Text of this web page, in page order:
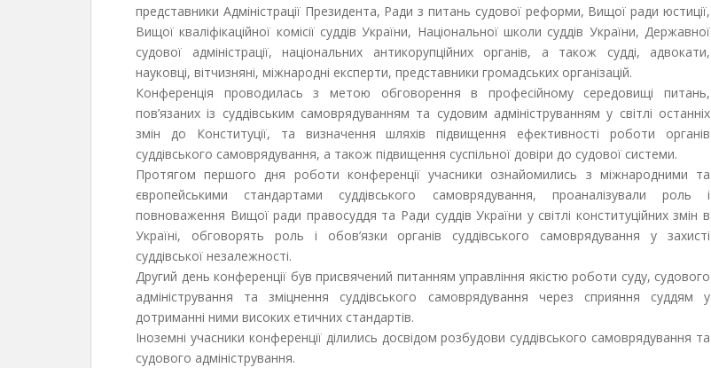
представники Адміністрації Президента, Ради з питань судової реформи, Вищої ради юстиції,
Вищої кваліфікаційної комісії суддів України, Національної школи суддів України, Державної
судової адміністрації, національних антикорупційних органів, а також судді, адвокати,
науковці, вітчизняні, міжнародні експерти, представники громадських організацій.
Конференція проводилась з метою обговорення в професійному середовищі питань,
пов’язаних із суддівським самоврядуванням та судовим адмініструванням у світлі останніх
змін до Конституції, та визначення шляхів підвищення ефективності роботи органів
суддівського самоврядування, а також підвищення суспільної довіри до судової системи.
Протягом першого дня роботи конференції учасники ознайомились з міжнародними та
європейськими стандартами суддівського самоврядування, проаналізували роль і
повноваження Вищої ради правосуддя та Ради суддів України у світлі конституційних змін в
Україні, обговорять роль і обов’язки органів суддівського самоврядування у захисті
суддівської незалежності.
Другий день конференції був присвячений питанням управління якістю роботи суду, судового
адміністрування та зміцнення суддівського самоврядування через сприяння суддям у
дотриманні ними високих етичних стандартів.
Іноземні учасники конференції ділились досвідом розбудови суддівського самоврядування та
судового адміністрування.